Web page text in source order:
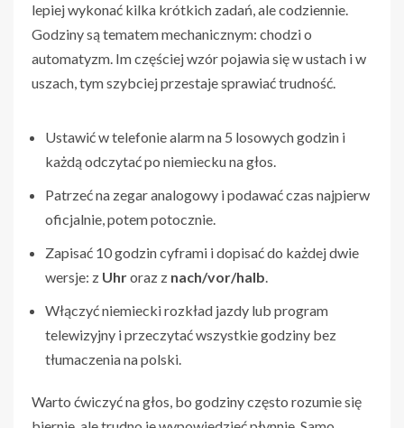
lepiej wykonać kilka krótkich zadań, ale codziennie.
Godziny są tematem mechanicznym: chodzi o
automatyzm. Im częściej wzór pojawia się w ustach i w
uszach, tym szybciej przestaje sprawiać trudność.
Ustawić w telefonie alarm na 5 losowych godzin i
każdą odczytać po niemiecku na głos.
Patrzeć na zegar analogowy i podawać czas najpierw
oficjalnie, potem potocznie.
Zapisać 10 godzin cyframi i dopisać do każdej dwie
wersje: z Uhroraz z nach/vor/halb.
Włączyć niemiecki rozkład jazdy lub program
telewizyjny i przeczytać wszystkie godziny bez
tłumaczenia na polski.
Warto ćwiczyć na głos, bo godziny często rozumie się